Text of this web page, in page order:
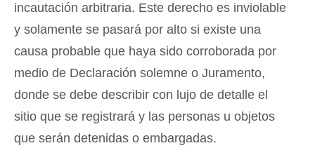
incautación arbitraria. Este derecho es inviolable
y solamente se pasará por alto si existe una
causa probable que haya sido corroborada por
medio de Declaración solemne o Juramento,
donde se debe describir con lujo de detalle el
sitio que se registrará y las personas u objetos
que serán detenidas o embargadas.